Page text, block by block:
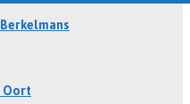
Oort